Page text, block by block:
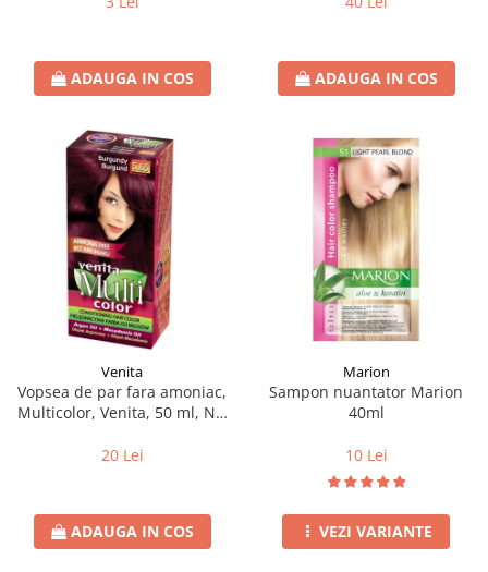
ADAUGA IN COS ADAUGA IN COS
Venita
Vopsea de par fara amoniac,
Multicolor, Venita, 50 ml, Nr.
20 Lei
ADAUGA IN COS
Marion
Sampon nuantator Marion
40ml
10 Lei
VEZI VARIANTE